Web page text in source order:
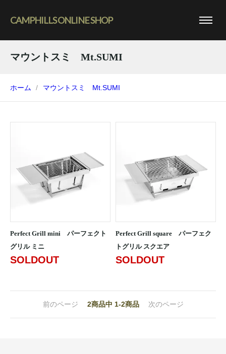
CAMPHILLS ONLINE SHOP
マウントスミ Mt.SUMI
ホーム マウントスミ Mt.SUMI
Perfect Grill mini パーフェクト
グリル ミニ
SOLDOUT
Perfect Grill square パーフェク
トグリル スクエア
SOLDOUT
前のページ 2商品中 1-2商品 次のページ